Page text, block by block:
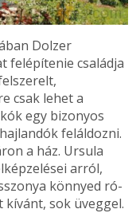
Dolzer
fel­építenie családja
csak lehet a
egy bizonyos
feláldozni.
a ház. Ursula
ar­ról,
könnyed ró­
sok üveggel.